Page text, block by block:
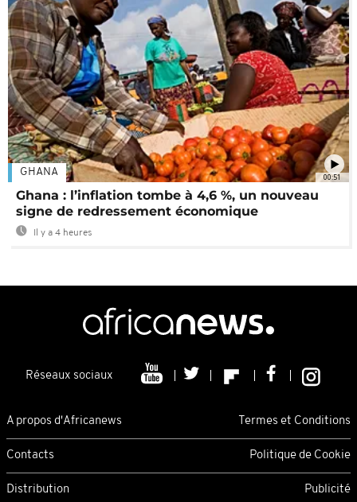
00:51
GHANA
Ghana : l’inflation tombe à 4,6 %, un nouveau
signe de redressement économique
Il y a 4 heures
Réseaux sociaux
A propos d'Africanews Termes et Conditions
Contacts Politique de Cookie
Distribution Publicité